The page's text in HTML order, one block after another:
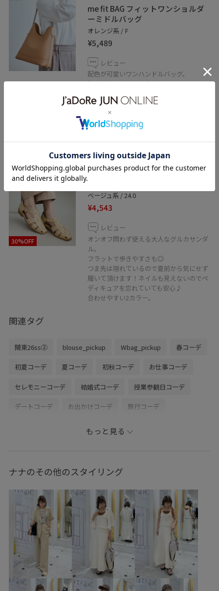
me fit BAG フィットワンショルダ
ーミドルバッグ
オレンジ系 / F
¥5,489
レビュー
配色が可愛いワンハンドルバッグ。
軽くてとにかく持ちやすい！
肩からかけた時にスッキリ脇の下に収まっ
てフィット感が抜群！
自立するのできっちりした印象。
お仕事にもデイリーにも。
30%OFF
ROPÉ PICNIC PASSAGE
ベージュ系 / 24.0
¥4,543
レビュー
オンオフ問わず使える大人なグルカサンダ
ル。
フラットで歩きやすさも◎
つま先は隠れているので夏前から気にせず
履いて頂けます！ネイルも見えないのでペ
ディキュアを忘れていても安心♪
合わせやすい2カラー。
関連タグ
関東26ss② blouse_pickup Wbag_pickup 春コーデ
初夏コーデ 夏コーデ 初秋コーデ お仕事コーデ
セレモニーコーデ 結婚式コーデ 授業参観日コーデ
デートコーデ お出かけコーデ 旅行コーデ
ヴィンテージ モード
ワントーンコーデ シンプルコーデ
乾燥 トップス シャツ/ブラウス ジャケット/アウター
テーラードジャケット パンツ バッグ
ショルダーバッグ シューズ サンダル GDH16250
GDS16250 GDV16230 GIA16050 GIX16090
26mother'sday 26RPUVCARE 26SS10 26SS10r
もっと見る
ナナのその他のスタイリング